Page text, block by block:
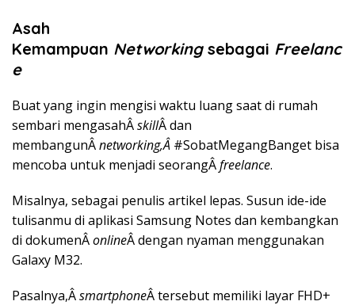
Asah
Kemampuan Networkingsebagai Freelanc
e
Buat yang ingin mengisi waktu luang saat di rumah
sembari mengasahÂskillÂ dan
membangunÂnetworking,Â #SobatMegangBanget bisa
mencoba untuk menjadi seorangÂfreelance.
Misalnya, sebagai penulis artikel lepas. Susun ide-ide
tulisanmu di aplikasi Samsung Notes dan kembangkan
di dokumenÂonlineÂ dengan nyaman menggunakan
Galaxy M32.
Pasalnya,ÂsmartphoneÂ tersebut memiliki layar FHD+